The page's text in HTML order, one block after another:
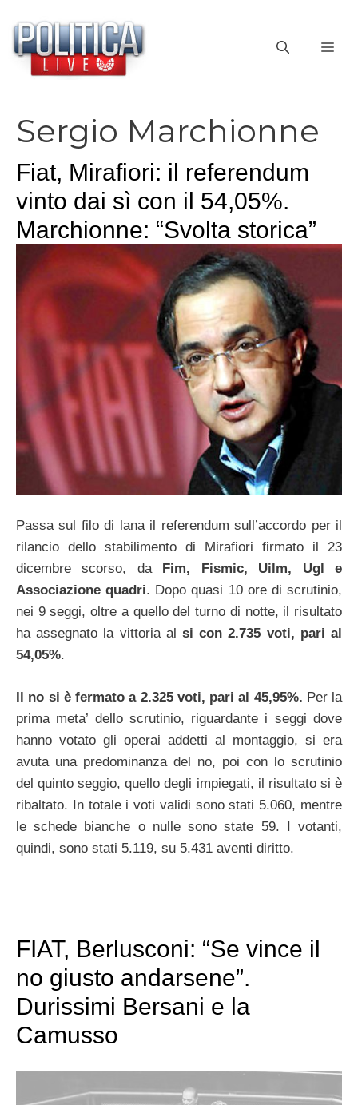
contenuto
Sergio Marchionne
Fiat, Mirafiori: il referendum
vinto dai sì con il 54,05%.
Marchionne: “Svolta storica”
Passa sul filo di lana il referendum sull’accordo per il
rilancio dello stabilimento di Mirafiori firmato il 23
dicembre scorso, da Fim, Fismic, Uilm, Ugl e
Associazione quadri. Dopo quasi 10 ore di scrutinio,
nei 9 seggi, oltre a quello del turno di notte, il risultato
ha assegnato la vittoria al si con 2.735 voti, pari al
54,05%.
Il no si è fermato a 2.325 voti, pari al 45,95%. Per la
prima meta’ dello scrutinio, riguardante i seggi dove
hanno votato gli operai addetti al montaggio, si era
avuta una predominanza del no, poi con lo scrutinio
del quinto seggio, quello degli impiegati, il risultato si è
ribaltato. In totale i voti validi sono stati 5.060, mentre
le schede bianche o nulle sono state 59. I votanti,
quindi, sono stati 5.119, su 5.431 aventi diritto.
FIAT, Berlusconi: “Se vince il
no giusto andarsene”.
Durissimi Bersani e la
Camusso